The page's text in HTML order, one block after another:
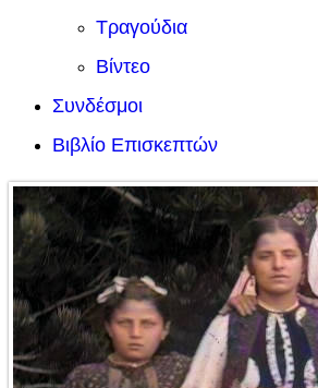
Τραγούδια
Βίντεο
Συνδέσμοι
Βιβλίο Επισκεπτών